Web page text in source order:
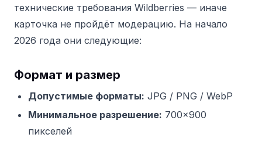
технические требования Wildberries — иначе
карточка не пройдёт модерацию. На начало
2026 года они следующие:
Формат и размер
Допустимые форматы: JPG / PNG / WebP
Минимальное разрешение: 700×900
пикселей